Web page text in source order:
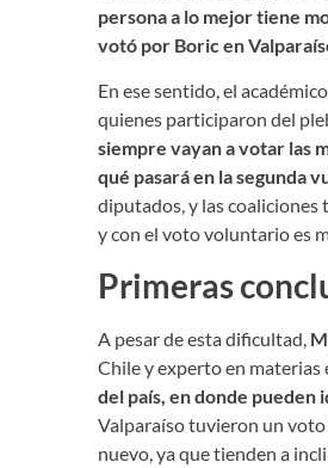
persona a lo mejor tiene
votó por Boric en
En ese sentido, el
quienes participaron del
siempre vayan a votar las
qué pasará en la segunda
diputados, y las coaliciones
y con el voto voluntario es
Primeras
A pesar de esta dificultad,
Chile y experto en materias
del país, en donde
Valparaíso tuvieron un voto
nuevo, ya que tienden a